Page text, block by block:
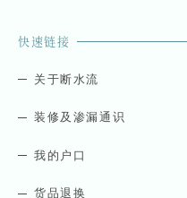
快速链接
关于断水流
装修及渗漏通识
我的户口
货品退换